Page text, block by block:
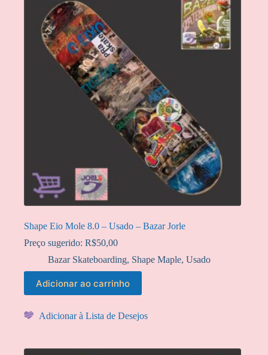
Shape Eio Mole 8.0 – Usado – Bazar Jorle
Preço sugerido: R$50,00
Bazar Skateboarding, Shape Maple, Usado
Adicionar ao carrinho
Adicionar à Lista de Desejos